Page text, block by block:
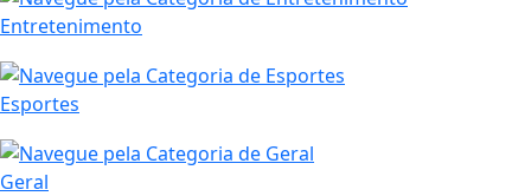
Entretenimento
Esportes
Geral